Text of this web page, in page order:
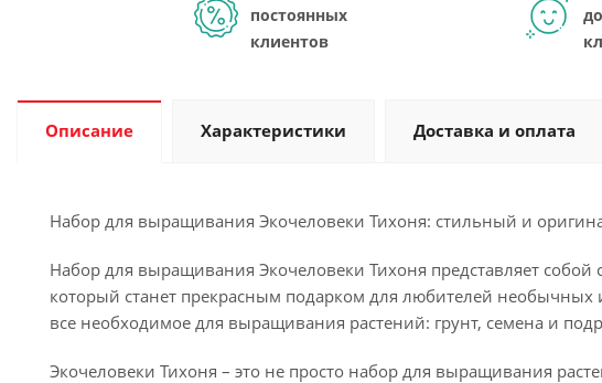
постоянных
клиентов
Описание Характеристики Доставка и оплата
Набор для выращивания Экочеловеки Тихоня: стильный и
Набор для выращивания Экочеловеки Тихоня представляет
который станет прекрасным подарком для любителей
все необходимое для выращивания растений: грунт, семена и
Экочеловеки Тихоня – это не просто набор для выращивания